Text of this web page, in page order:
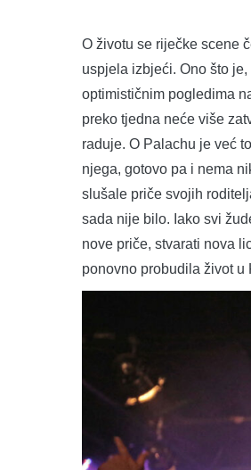
O životu se riječke scene
uspjela izbjeći. Ono što
optimističnim pogledima
preko tjedna neće više
raduje. O Palachu je već
njega, gotovo pa i nema
slušale priče svojih
sada nije bilo. Iako svi
nove priče, stvarati nova
ponovno probudila život